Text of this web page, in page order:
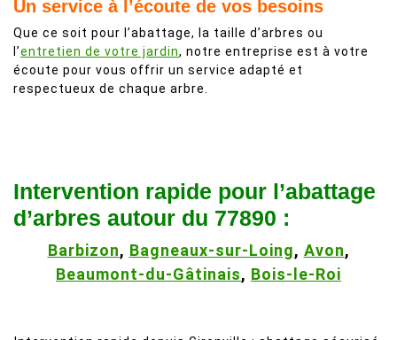
Un service à l’écoute de vos besoins
Que ce soit pour l’abattage, la taille d’arbres ou
l’entretien de votre jardin, notre entreprise est à votre
écoute pour vous offrir un service adapté et
respectueux de chaque arbre.
Intervention rapide pour l’abattage
d’arbres autour du 77890 :
Barbizon, Bagneaux-sur-Loing, Avon,
Beaumont-du-Gâtinais, Bois-le-Roi